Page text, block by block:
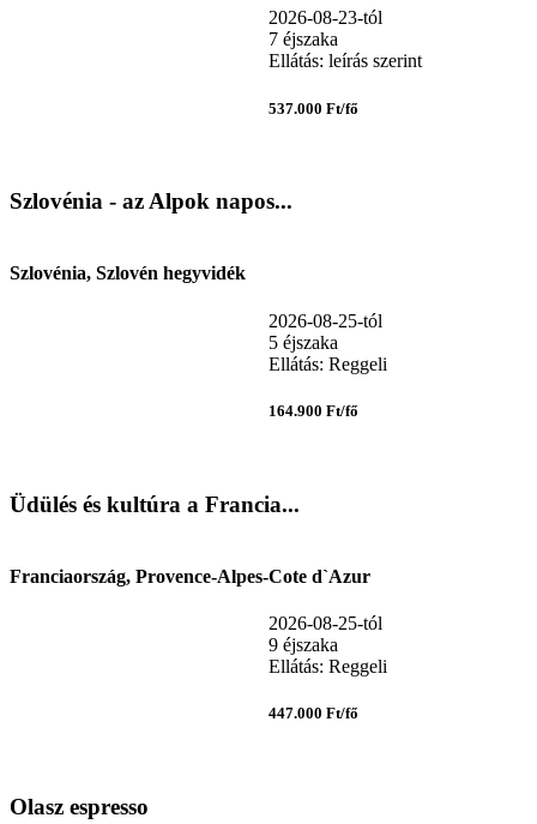
2026-08-23-tól
7 éjszaka
Ellátás: leírás szerint
537.000 Ft/fő
Szlovénia - az Alpok napos...
Szlovénia, Szlovén hegyvidék
2026-08-25-tól
5 éjszaka
Ellátás: Reggeli
164.900 Ft/fő
Üdülés és kultúra a Francia...
Franciaország, Provence-Alpes-Cote d`Azur
2026-08-25-tól
9 éjszaka
Ellátás: Reggeli
447.000 Ft/fő
Olasz espresso